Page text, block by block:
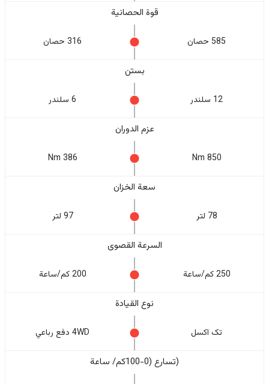
قوة الحصانية
585 حصان 316 حصان
بستن
12 سلندر 6 سلندر
عزم الدوران
850 Nm
386 Nm
سعة الخزان
78 لتر 97 لتر
السرعة القصوى
250 كم/ساعة 200 كم/ساعة
نوع القيادة
تک اکسل 4WD دفع رباعي
(تسارع (0-100كم/ ساعة